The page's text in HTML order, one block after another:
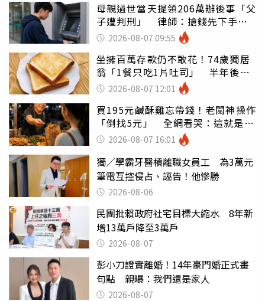
母親過世當天提領206萬辦後事「父
子遭判刑」 律師：搶錢先下手是
罪 2026-08-07 09:55
坐擁百萬存款仍不敢花！74歲獨居
翁「1餐只吃1片吐司」 半年後暴
瘦嚇壞女兒
2026-08-07 12:01
買195元鹹酥雞忘帶錢！老闆神操作
「倒找5元」 全網看哭：這就是台
灣 2026-08-07 16:01
獨／學霸牙醫槓離職女員工 為3萬元
筆電互控侵占、誣告！他慘勝
2026-08-06
民團批賴政府社宅目標大縮水 8年新
增13萬戶降至3萬戶
2026-08-07
彭小刀證實離婚！14年豪門婚正式畫
句點 親曝：我們還是家人
2026-08-07